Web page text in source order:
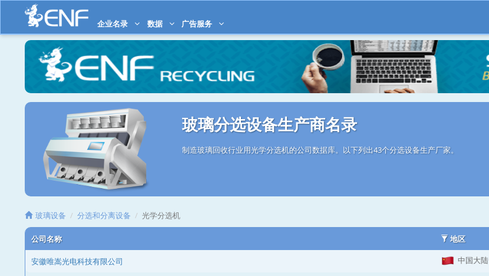
企业名录 数据 广告服务
玻璃分选设备生产商名录
制造玻璃回收行业用光学分选机的公司数据库。以下列出43个分选设备生产厂家。
玻璃设备 分选和分离设备 光学分选机
公司名称 地区
安徽唯嵩光电科技有限公司 中国大陆